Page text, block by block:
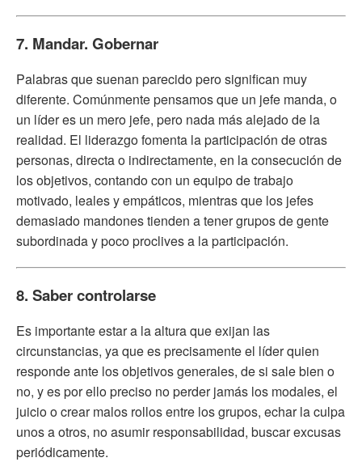
7. Mandar. Gobernar
Palabras que suenan parecido pero significan muy
diferente. Comúnmente pensamos que un jefe manda, o
un líder es un mero jefe, pero nada más alejado de la
realidad. El liderazgo fomenta la participación de otras
personas, directa o indirectamente, en la consecución de
los objetivos, contando con un equipo de trabajo
motivado, leales y empáticos, mientras que los jefes
demasiado mandones tienden a tener grupos de gente
subordinada y poco proclives a la participación.
8. Saber controlarse
Es importante estar a la altura que exijan las
circunstancias, ya que es precisamente el líder quien
responde ante los objetivos generales, de si sale bien o
no, y es por ello preciso no perder jamás los modales, el
juicio o crear malos rollos entre los grupos, echar la culpa
unos a otros, no asumir responsabilidad, buscar excusas
periódicamente.